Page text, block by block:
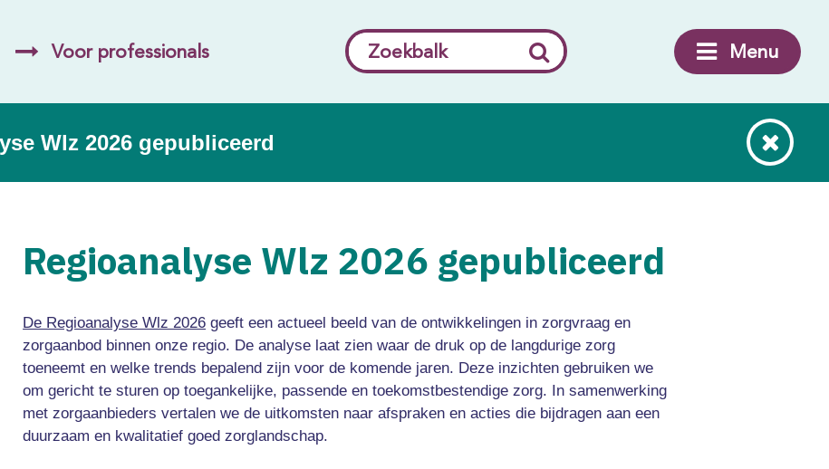
Voor professionals Zoekbalk Menu
Wlz 2026 gepubliceerd
Regioanalyse Wlz 2026 gepubliceerd
De Regioanalyse Wlz 2026 geeft een actueel beeld van de ontwikkelingen in zorgvraag en
zorgaanbod binnen onze regio. De analyse laat zien waar de druk op de langdurige zorg
toeneemt en welke trends bepalend zijn voor de komende jaren. Deze inzichten gebruiken we
om gericht te sturen op toegankelijke, passende en toekomstbestendige zorg. In samenwerking
met zorgaanbieders vertalen we de uitkomsten naar afspraken en acties die bijdragen aan een
duurzaam en kwalitatief goed zorglandschap.